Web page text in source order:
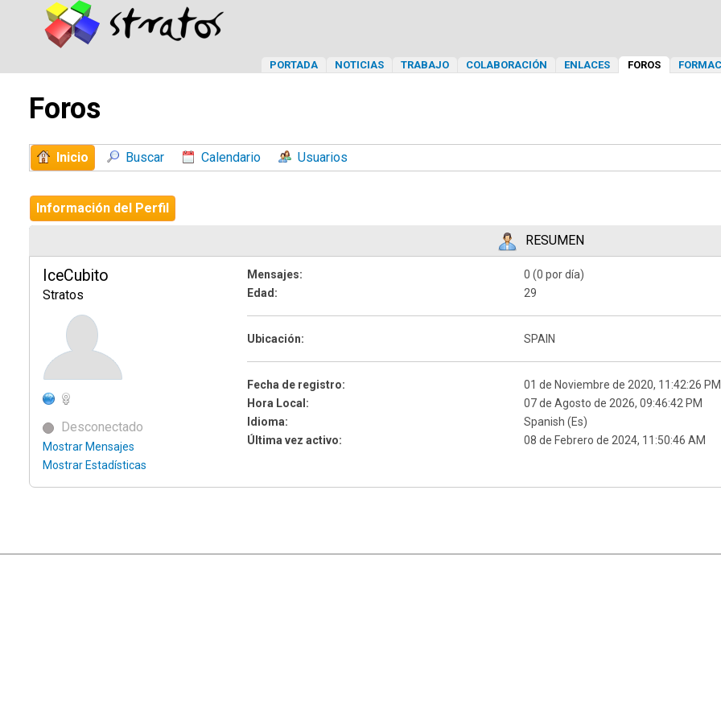
PORTADA NOTICIAS TRABAJO COLABORACIÓN ENLACES FOROS
Foros
Inicio Buscar Calendario Usuarios
Información del Perfil
RESUMEN
IceCubito
Stratos
Desconectado
Mostrar Mensajes
Mostrar Estadísticas
Mensajes:
0 (0 por día)
Edad:
29
Ubicación: SPAIN
Fecha de registro:
01 de Noviembre de 2020, 11:42:26 PM
Hora Local:
07 de Agosto de 2026, 09:46:42 PM
Idioma:
Spanish (Es)
Última vez activo:
08 de Febrero de 2024, 11:50:46 AM